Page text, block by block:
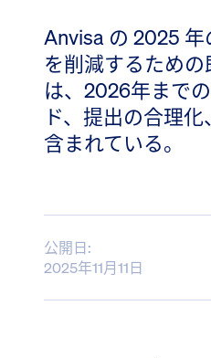
Anvisa の 2025
を削減するため
は、2026年まで
ド、提出の合理
含まれている。
公開日:
2025年11月11日